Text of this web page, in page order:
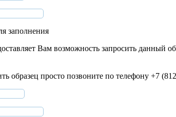
заполнения
Вам возможность запросить данный
образец просто позвоните по телефону +7